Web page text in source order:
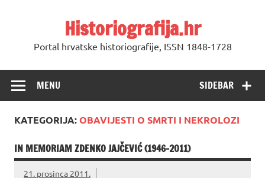
Historiografija.hr
Portal hrvatske historiografije, ISSN 1848-1728
SIDEBAR
MENU
KATEGORIJA:OBAVIJESTI O SMRTI I NEKROLOZI
IN MEMORIAM ZDENKO JAJČEVIĆ (1946–2011)
21. prosinca 2011.